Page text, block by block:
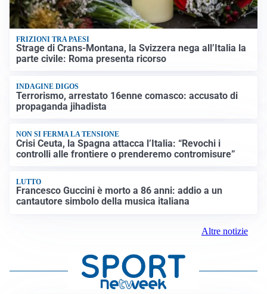
FRIZIONI TRA PAESI
Strage di Crans-Montana, la Svizzera nega all’Italia la
parte civile: Roma presenta ricorso
INDAGINE DIGOS
Terrorismo, arrestato 16enne comasco: accusato di
propaganda jihadista
NON SI FERMA LA TENSIONE
Crisi Ceuta, la Spagna attacca l’Italia: “Revochi i
controlli alle frontiere o prenderemo contromisure”
LUTTO
Francesco Guccini è morto a 86 anni: addio a un
cantautore simbolo della musica italiana
Altre notizie